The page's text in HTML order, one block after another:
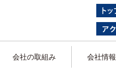
会社の取組み 会社情報